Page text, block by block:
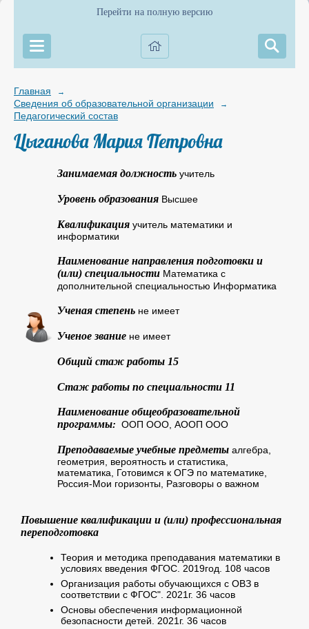
Перейти на полную версию
Главная →
Сведения об образовательной организации →
Педагогический состав
Цыганова Мария Петровна
Занимаемая должность учитель
Уровень образования Высшее
Квалификация учитель математики и
информатики
Наименование направления подготовки и
(или) специальности Математика с
дополнительной специальностью Информатика
Ученая степень не имеет
Ученое звание не имеет
Общий стаж работы 15
Стаж работы по специальности 11
Наименование общеобразовательной
программы: ООП ООО, АООП ООО
Преподаваемые учебные предметы алгебра,
геометрия, вероятность и статистика,
математика, Готовимся к ОГЭ по математике,
Россия-Мои горизонты, Разговоры о важном
Повышение квалификации и (или) профессиональная
переподготовка
Теория и методика преподавания математики в
условиях введения ФГОС. 2019год. 108 часов
Организация работы обучающихся с ОВЗ в
соответствии с ФГОС". 2021г. 36 часов
Основы обеспечения информационной
безопасности детей. 2021г. 36 часов